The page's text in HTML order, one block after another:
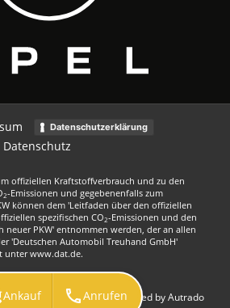
Datenschutzerklärung
Datenschutz
offiziellen Kraftstoffverbrauch und zu den
2-Emissionen und gegebenenfalls zum
können dem 'Leitfaden über den offiziellen
spezifischen CO2-Emissionen und den
neuer PKW' entnommen werden, der an allen
'Deutschen Automobil Treuhand GmbH'
unter www.dat.de.
GmbH Powered by Autrado
Ankauf Anrufen